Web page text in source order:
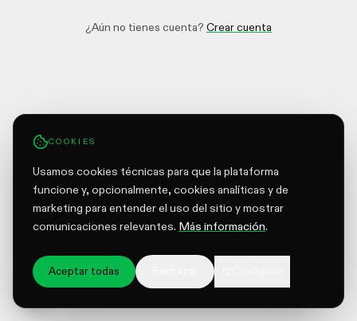
¿Aún no tienes cuenta? Crear cuenta
COOKIES
Usamos cookies técnicas para que la plataforma
funcione y, opcionalmente, cookies analíticas y de
marketing para entender el uso del sitio y mostrar
comunicaciones relevantes. Más información.
Aceptar todas